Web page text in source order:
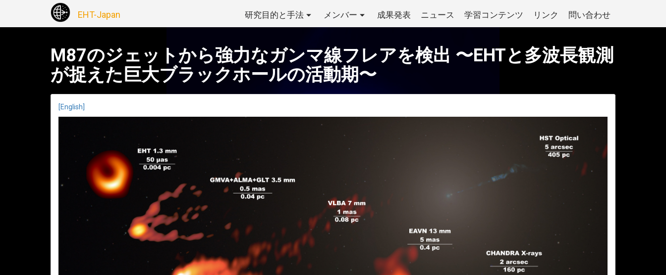
EHT-Japan 研究目的と手法 メンバー 成果発表 ニュース 学習コンテンツ リンク 問い合わせ
M87のジェットから強力なガンマ線フレアを検出 〜EHTと多波長観測
が捉えた巨大ブラックホールの活動期〜
[English]